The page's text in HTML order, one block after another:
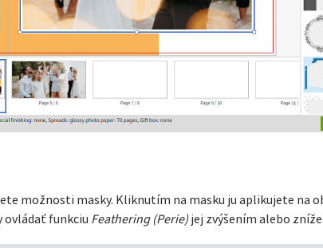
možnosti masky. Kliknutím na masku ju aplikujete na
ovládať funkciu Feathering (Perie) jej zvýšením alebo